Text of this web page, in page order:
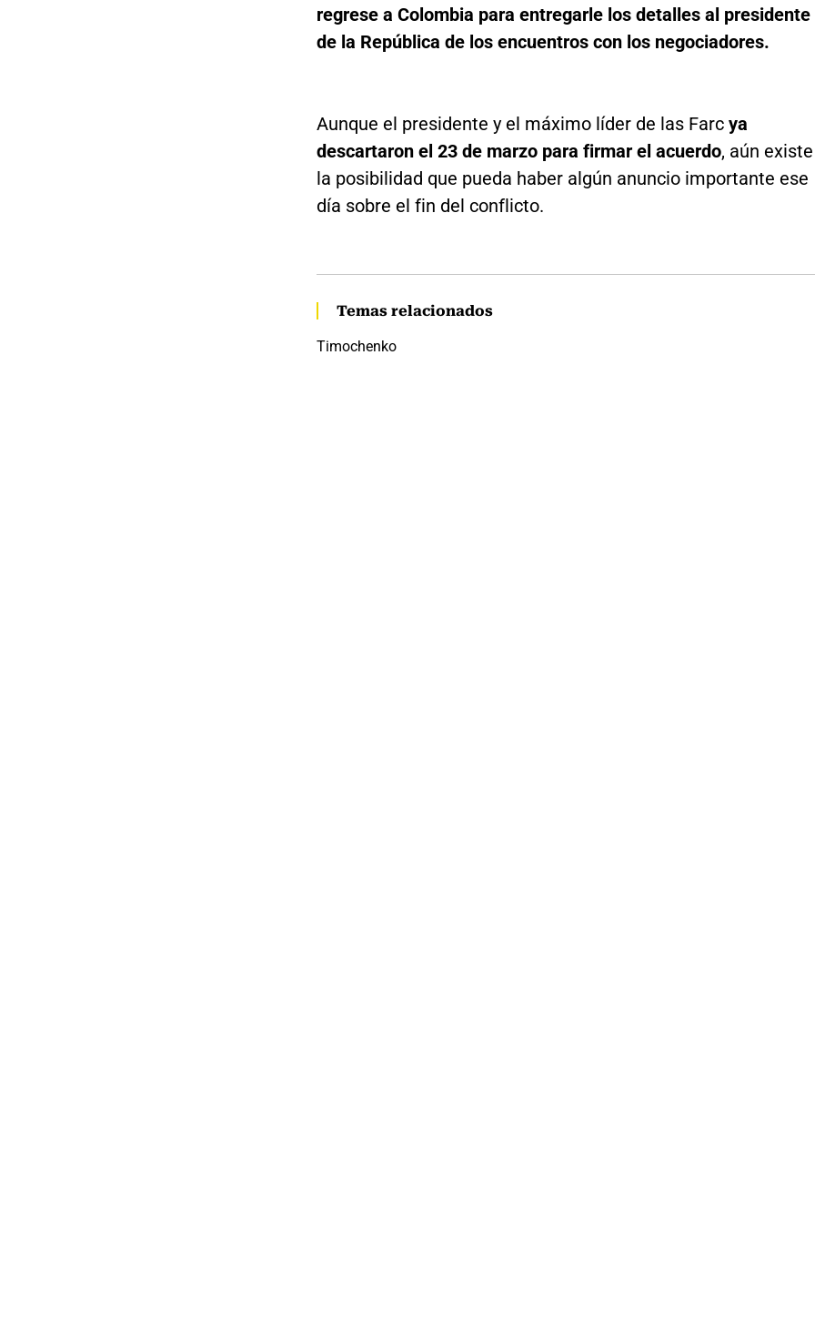
regrese a Colombia para entregarle los detalles al presidente
de la República de los encuentros con los negociadores.
Aunque el presidente y el máximo líder de las Farcya
descartaron el 23 de marzo para firmar el acuerdo, aún existe
la posibilidad que pueda haber algún anuncio importante ese
día sobre el fin del conflicto.
Temas relacionados
Timochenko